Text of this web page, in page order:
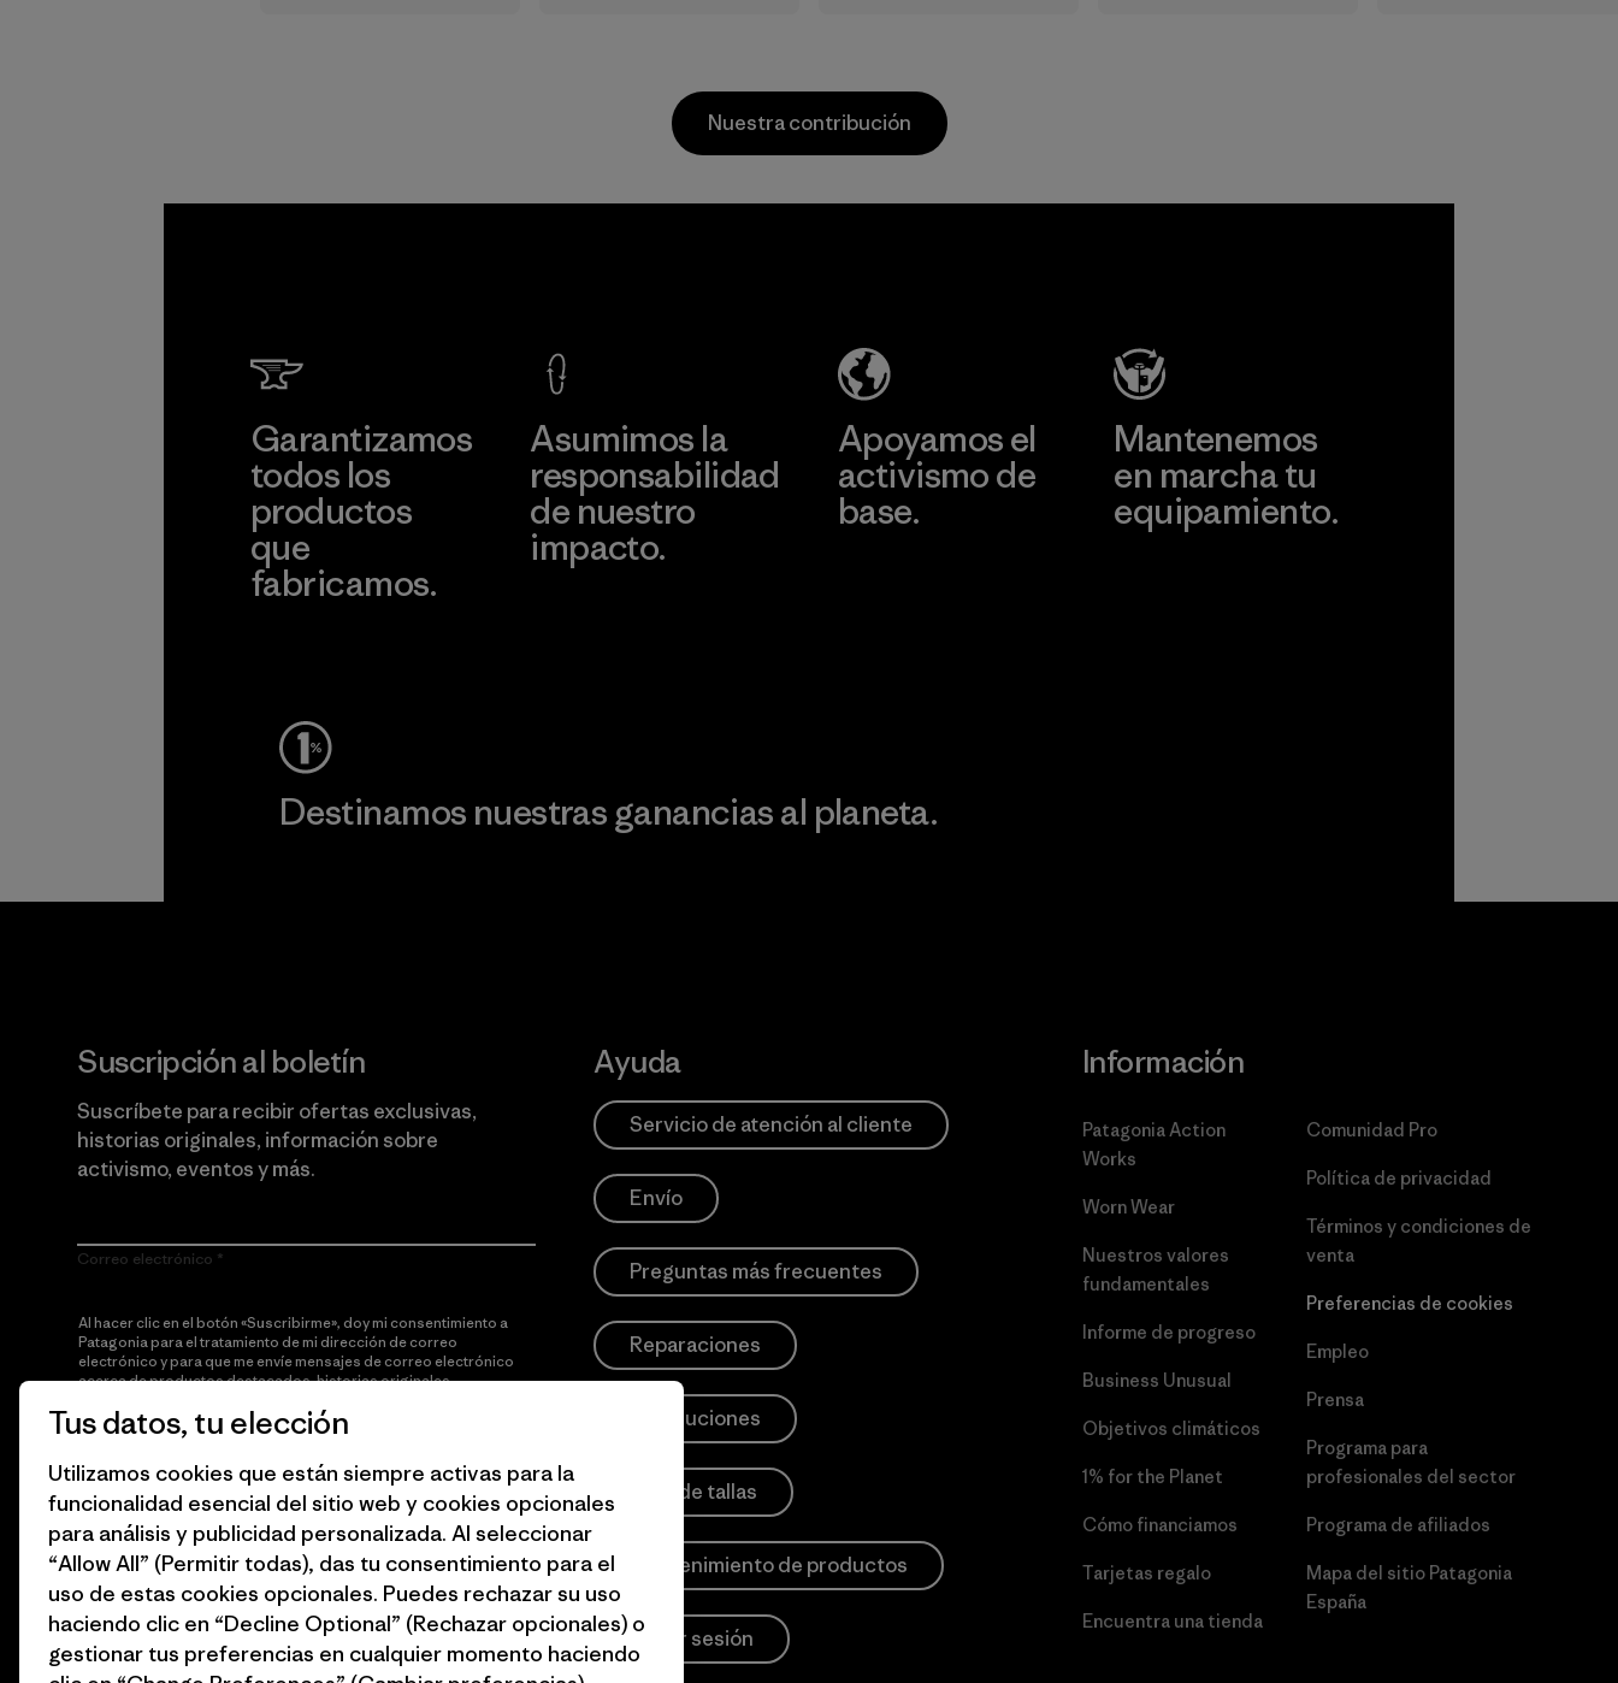
nuestros
productos están
hechos con nailon
durabilidad.
Material
Material
Más información
Nuestra contribución
Garantizamos
todos los
productos
que
fabricamos.
Asumimos la
responsabilidad
de nuestro
impacto.
Apoyamos el
activismo de
base.
Mantenemos
en marcha tu
equipamiento.
Destinamos nuestras ganancias al planeta.
Suscripción al boletín
Suscríbete para recibir ofertas exclusivas,
historias originales, información sobre
activismo, eventos y más.
Correo electrónico
Al hacer clic en el botón «Suscribirme», doy mi consentimiento a
Patagonia para el tratamiento de mi dirección de correo
electrónico y para que me envíe mensajes de correo electrónico
acerca de productos destacados, historias originales,
acuerdo con la
política de privacidad de Patagonia.
Suscribirme
Ayuda
Servicio de atención al cliente
Envío
Preguntas más frecuentes
Reparaciones
Devoluciones
Guía de tallas
Mantenimiento de productos
Iniciar sesión
Información
Patagonia Action
Works
Worn Wear
Nuestros valores
fundamentales
Informe de progreso
Business Unusual
Objetivos climáticos
1% for the Planet
Cómo financiamos
Tarjetas regalo
Encuentra una tienda
Comunidad Pro
Política de privacidad
Términos y condiciones de
venta
Preferencias de cookies
Empleo
Prensa
Programa para
profesionales del sector
Programa de afiliados
Mapa del sitio Patagonia
España
Tus datos, tu elección
Utilizamos cookies que están siempre activas para la
funcionalidad esencial del sitio web y cookies opcionales
para análisis y publicidad personalizada. Al seleccionar
“Allow All” (Permitir todas), das tu consentimiento para el
uso de estas cookies opcionales. Puedes rechazar su uso
haciendo clic en “Decline Optional” (Rechazar opcionales) o
gestionar tus preferencias en cualquier momento haciendo